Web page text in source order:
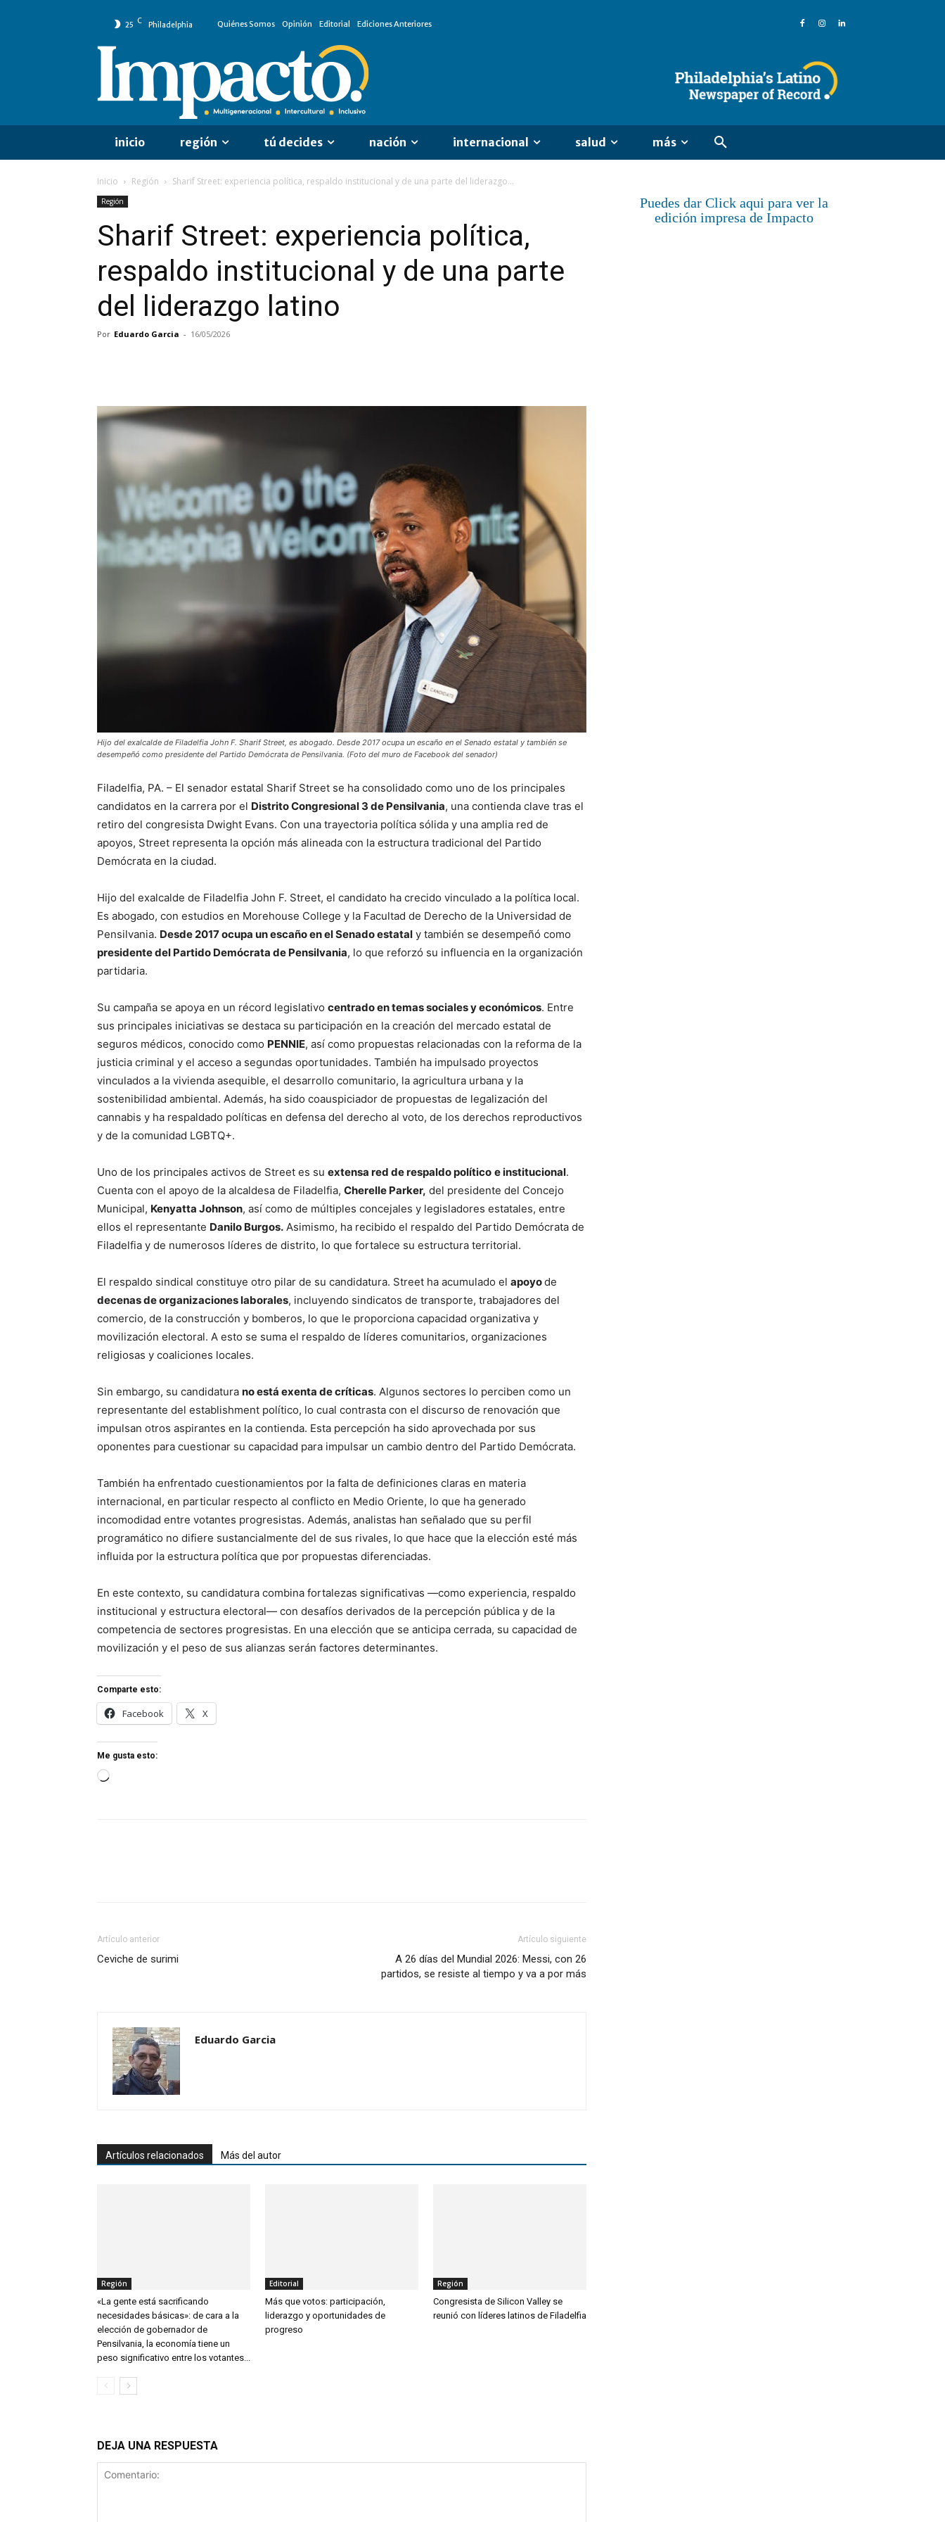
25 C Philadelphia Quiénes Somos Opinión Editorial Ediciones Anteriores
inicio región tú decides nación internacional salud más
Inicio Región Sharif Street: experiencia política, respaldo institucional y de una parte del liderazgo...
Región
Sharif Street: experiencia política,
respaldo institucional y de una parte
del liderazgo latino
Por Eduardo Garcia - 16/05/2026
Hijo del exalcalde de Filadelfia John F. Sharif Street, es abogado. Desde 2017 ocupa un escaño en el Senado estatal y también se
desempeñó como presidente del Partido Demócrata de Pensilvania. (Foto del muro de Facebook del senador)
Filadelfia, PA. – El senador estatal Sharif Street se ha consolidado como uno de los principales
candidatos en la carrera por el Distrito Congresional 3 de Pensilvania, una contienda clave tras el
retiro del congresista Dwight Evans. Con una trayectoria política sólida y una amplia red de
apoyos, Street representa la opción más alineada con la estructura tradicional del Partido
Demócrata en la ciudad.
Hijo del exalcalde de Filadelfia John F. Street, el candidato ha crecido vinculado a la política local.
Es abogado, con estudios en Morehouse College y la Facultad de Derecho de la Universidad de
Pensilvania. Desde 2017 ocupa un escaño en el Senado estatal y también se desempeñó como
presidente del Partido Demócrata de Pensilvania, lo que reforzó su influencia en la organización
partidaria.
Su campaña se apoya en un récord legislativo centrado en temas sociales y económicos. Entre
sus principales iniciativas se destaca su participación en la creación del mercado estatal de
seguros médicos, conocido como PENNIE, así como propuestas relacionadas con la reforma de la
justicia criminal y el acceso a segundas oportunidades. También ha impulsado proyectos
vinculados a la vivienda asequible, el desarrollo comunitario, la agricultura urbana y la
sostenibilidad ambiental. Además, ha sido coauspiciador de propuestas de legalización del
cannabis y ha respaldado políticas en defensa del derecho al voto, de los derechos reproductivos
y de la comunidad LGBTQ+.
Uno de los principales activos de Street es su extensa red de respaldo político e institucional.
Cuenta con el apoyo de la alcaldesa de Filadelfia, Cherelle Parker, del presidente del Concejo
Municipal, Kenyatta Johnson, así como de múltiples concejales y legisladores estatales, entre
ellos el representante Danilo Burgos. Asimismo, ha recibido el respaldo del Partido Demócrata de
Filadelfia y de numerosos líderes de distrito, lo que fortalece su estructura territorial.
El respaldo sindical constituye otro pilar de su candidatura. Street ha acumulado el apoyode
decenas de organizaciones laborales, incluyendo sindicatos de transporte, trabajadores del
comercio, de la construcción y bomberos, lo que le proporciona capacidad organizativa y
movilización electoral. A esto se suma el respaldo de líderes comunitarios, organizaciones
religiosas y coaliciones locales.
Sin embargo, su candidatura no está exenta de críticas. Algunos sectores lo perciben como un
representante del establishment político, lo cual contrasta con el discurso de renovación que
impulsan otros aspirantes en la contienda. Esta percepción ha sido aprovechada por sus
oponentes para cuestionar su capacidad para impulsar un cambio dentro del Partido Demócrata.
También ha enfrentado cuestionamientos por la falta de definiciones claras en materia
internacional, en particular respecto al conflicto en Medio Oriente, lo que ha generado
incomodidad entre votantes progresistas. Además, analistas han señalado que su perfil
programático no difiere sustancialmente del de sus rivales, lo que hace que la elección esté más
influida por la estructura política que por propuestas diferenciadas.
En este contexto, su candidatura combina fortalezas significativas —como experiencia, respaldo
institucional y estructura electoral— con desafíos derivados de la percepción pública y de la
competencia de sectores progresistas. En una elección que se anticipa cerrada, su capacidad de
movilización y el peso de sus alianzas serán factores determinantes.
Comparte esto:
Facebook X
Me gusta esto:
Cargando...
Artículo anterior
Ceviche de surimi
Artículo siguiente
A 26 días del Mundial 2026: Messi, con 26
partidos, se resiste al tiempo y va a por más
Eduardo Garcia
Artículos relacionados Más del autor
Región
«La gente está sacrificando
necesidades básicas»: de cara a la
elección de gobernador de
Pensilvania, la economía tiene un
peso significativo entre los votantes...
Editorial
Más que votos: participación,
liderazgo y oportunidades de
progreso
Región
Congresista de Silicon Valley se
reunió con líderes latinos de Filadelfia
DEJA UNA RESPUESTA
Puedes dar Click aqui para ver la
edición impresa de Impacto